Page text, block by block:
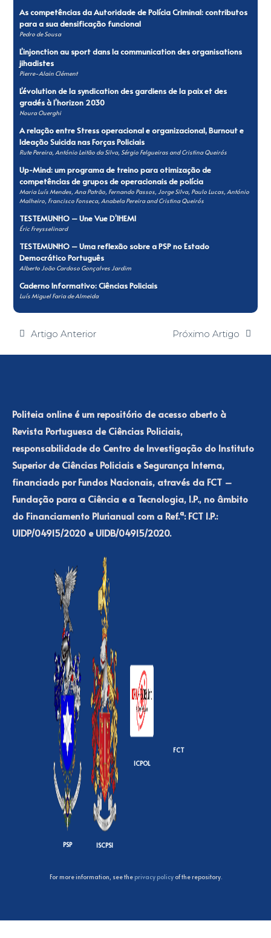
As competências da Autoridade de Polícia Criminal: contributos
para a sua densificação funcional
Pedro de Sousa
L’injonction au sport dans la communication des organisations
jihadistes
Pierre-Alain Clément
L’évolution de la syndication des gardiens de la paix et des
gradés à l’horizon 2030
Noura Ouerghi
A relação entre Stress operacional e organizacional, Burnout e
Ideação Suicida nas Forças Policiais
Rute Pereira, António Leitão da Silva, Sérgio Felgueiras and Cristina Queirós
Up-Mind: um programa de treino para otimização de
competências de grupos de operacionais de polícia
Maria Luís Mendes, Ana Patrão, Fernando Passos, Jorge Silva, Paulo Lucas, António
Malheiro, Francisco Fonseca, Anabela Pereira and Cristina Queirós
TESTEMUNHO – Une Vue D’IHEMI
Éric Freysselinard
TESTEMUNHO – Uma reflexão sobre a PSP no Estado
Democrático Português
Alberto João Cardoso Gonçalves Jardim
Caderno Informativo: Ciências Policiais
Luís Miguel Faria de Almeida
Artigo Anterior Próximo Artigo
Politeia online é um repositório de acesso aberto à
Revista Portuguesa de Ciências Policiais,
responsabilidade do Centro de Investigação do Instituto
Superior de Ciências Policiais e Segurança Interna,
financiado por Fundos Nacionais, através da FCT –
Fundação para a Ciência e a Tecnologia, I.P., no âmbito
do Financiamento Plurianual com a Ref.ª: FCT I.P.:
UIDP/04915/2020 e UIDB/04915/2020.
PSP ISCPSI
ICPOL
FCT
For more information, see the privacy policyof the repository.